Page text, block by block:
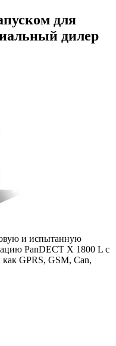
для
дилер
и испытанную
PanDECT X 1800 L с
GPRS, GSM, Can,